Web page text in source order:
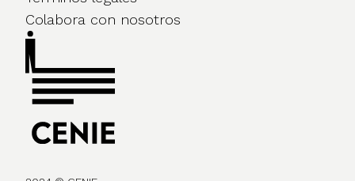
Colabora con nosotros